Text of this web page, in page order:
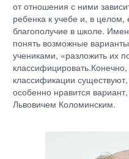
от отношения с ними
ребенка к учебе и, в целом,
благополучие в школе.
понять возможные
учениками, «разложить их
классифицировать.Конечно,
классификации
особенно нравится
Львовичем Коломинским.